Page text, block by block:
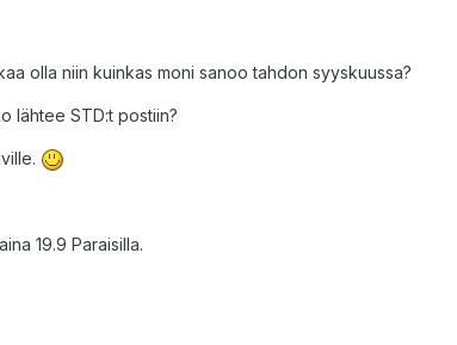
olla niin kuinkas moni sanoo tahdon syyskuussa?
lähtee STD:t postiin?
19.9 Paraisilla.